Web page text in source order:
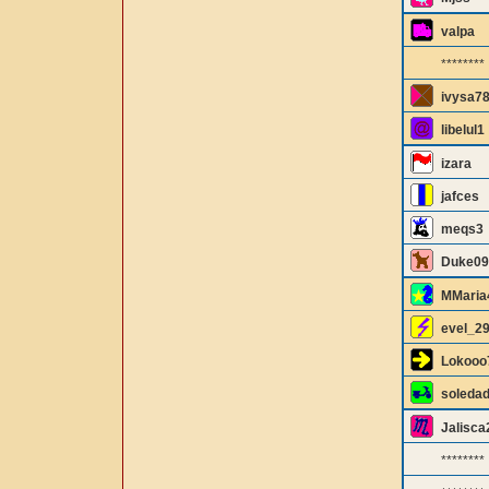
valpa
********
ivysa78
libelul1
izara
jafces
meqs3
Duke09
evel_29
********